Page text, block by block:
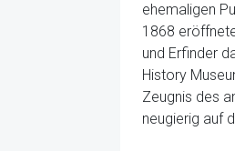
ehemaligen
1868
und Erfinder
History
Zeugnis des
neugierig auf